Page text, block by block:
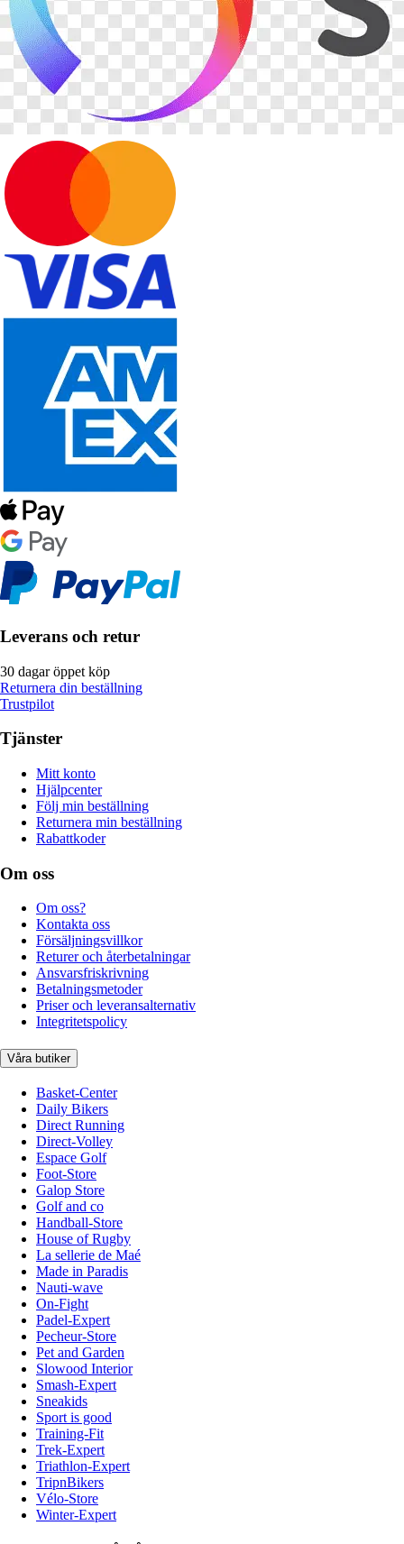
Leverans och retur
30 dagar öppet köp
Returnera din beställning
Trustpilot
Tjänster
Mitt konto
Hjälpcenter
Följ min beställning
Returnera min beställning
Rabattkoder
Om oss
Om oss?
Kontakta oss
Försäljningsvillkor
Returer och återbetalningar
Ansvarsfriskrivning
Betalningsmetoder
Priser och leveransalternativ
Integritetspolicy
Våra butiker
Basket-Center
Daily Bikers
Direct Running
Direct-Volley
Espace Golf
Foot-Store
Galop Store
Golf and co
Handball-Store
House of Rugby
La sellerie de Maé
Made in Paradis
Nauti-wave
On-Fight
Padel-Expert
Pecheur-Store
Pet and Garden
Slowood Interior
Smash-Expert
Sneakids
Sport is good
Training-Fit
Trek-Expert
Triathlon-Expert
TripnBikers
Vélo-Store
Winter-Expert